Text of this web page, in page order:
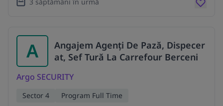
A
Angajem Agenți De Pază, Dispecer
at, Sef Tură La Carrefour Berceni
Argo SECURITY
Sector 4 Program Full Time